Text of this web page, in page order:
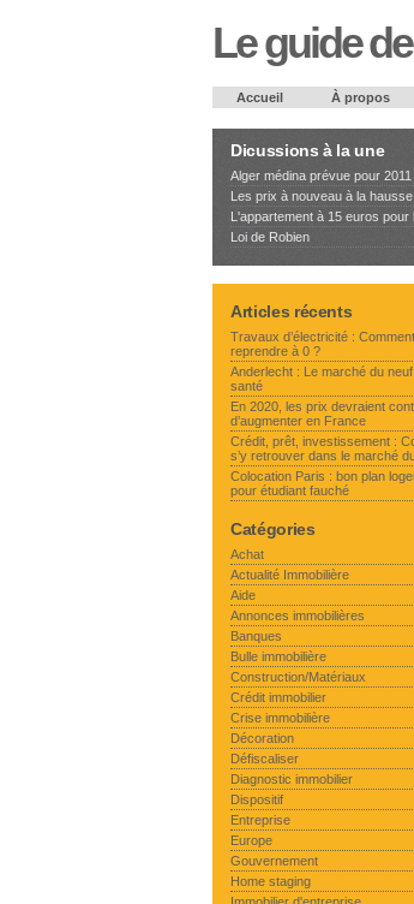
Le guide
Accueil À propos
Dicussions à la une
Alger médina prévue pour 2011
Les prix à nouveau à la hausse
L'appartement à 15 euros pour
Loi de Robien
Articles récents
Travaux d’électricité :
reprendre à 0 ?
Anderlecht : Le marché du
santé
En 2020, les prix devraient
d’augmenter en France
Crédit, prêt, investissement :
s’y retrouver dans le marché
Colocation Paris : bon plan
pour étudiant fauché
Catégories
Achat
Actualité Immobilière
Aide
Annonces immobilières
Banques
Bulle immobilière
Construction/Matériaux
Crédit immobilier
Crise immobilière
Décoration
Défiscaliser
Diagnostic immobilier
Dispositif
Entreprise
Europe
Gouvernement
Home staging